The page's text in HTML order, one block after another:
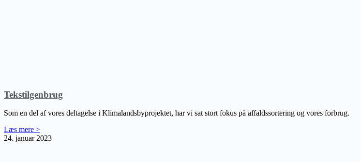
Tekstilgenbrug
Som en del af vores deltagelse i Klimalandsbyprojektet, har vi sat stort fokus på affaldssortering og vores forbrug.
Læs mere >
24. januar 2023